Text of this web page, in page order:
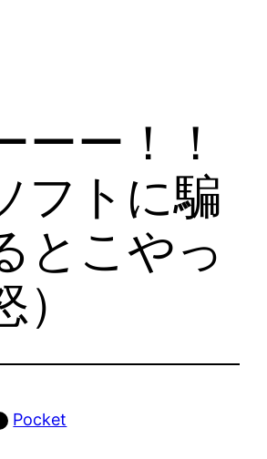
ーー！！
フトに騙
とこやっ
Pocket